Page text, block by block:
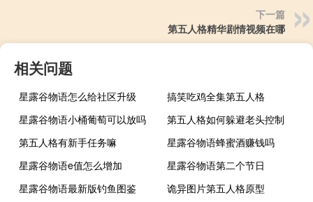
下一篇
第五人格精华剧情视频在哪
相关问题
星露谷物语怎么给社区升级
搞笑吃鸡全集第五人格
星露谷物语小桶葡萄可以放吗
第五人格如何躲避老头控制
第五人格有新手任务嘛
星露谷物语蜂蜜酒赚钱吗
星露谷物语e值怎么增加
星露谷物语第二个节日
星露谷物语最新版钓鱼图鉴
诡异图片第五人格原型